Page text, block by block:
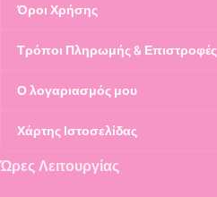
Όροι Χρήσης
Τρόποι Πληρωμής & Επιστροφές
Ο λογαριασμός μου
Χάρτης Ιστοσελίδας
Ώρες Λειτουργίας